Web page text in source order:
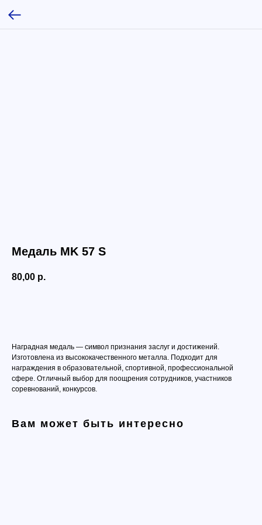
Медаль МK 57 S
80,00 р.
Наградная медаль — символ признания заслуг и достижений.
Изготовлена из высококачественного металла. Подходит для
награждения в образовательной, спортивной, профессиональной
сфере. Отличный выбор для поощрения сотрудников, участников
соревнований, конкурсов.
Вам может быть интересно